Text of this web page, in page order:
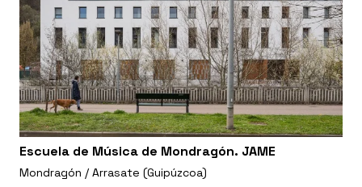
Escuela de Música de Mondragón. JAME
Mondragón / Arrasate (Guipúzcoa)